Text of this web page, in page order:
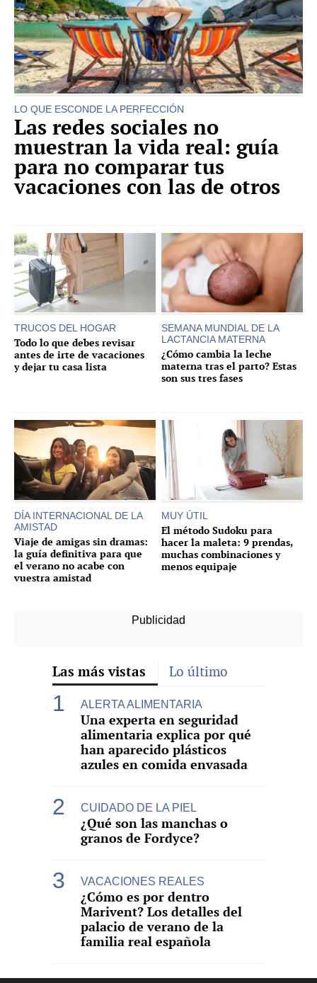
LO QUE ESCONDE LA PERFECCIÓN
Las redes sociales no
muestran la vida real: guía
para no comparar tus
vacaciones con las de otros
TRUCOS DEL HOGAR
Todo lo que debes revisar
antes de irte de vacaciones
y dejar tu casa lista
SEMANA MUNDIAL DE LA
LACTANCIA MATERNA
¿Cómo cambia la leche
materna tras el parto? Estas
son sus tres fases
DÍA INTERNACIONAL DE LA
AMISTAD
Viaje de amigas sin dramas:
la guía definitiva para que
el verano no acabe con
vuestra amistad
MUY ÚTIL
El método Sudoku para
hacer la maleta: 9 prendas,
muchas combinaciones y
menos equipaje
Las más vistas Lo último
ALERTA ALIMENTARIA
Una experta en seguridad
alimentaria explica por qué
han aparecido plásticos
azules en comida envasada
CUIDADO DE LA PIEL
¿Qué son las manchas o
granos de Fordyce?
VACACIONES REALES
¿Cómo es por dentro
Marivent? Los detalles del
palacio de verano de la
familia real española